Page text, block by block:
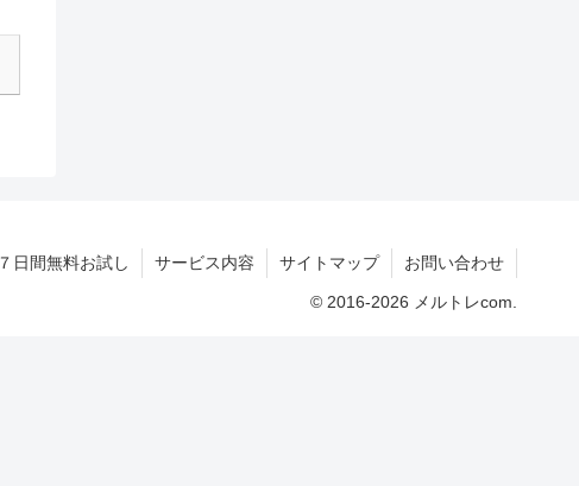
７日間無料お試し サービス内容 サイトマップ お問い合わせ
© 2016-2026 メルトレcom.